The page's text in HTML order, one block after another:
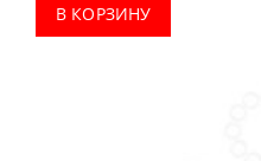
В КОРЗИНУ